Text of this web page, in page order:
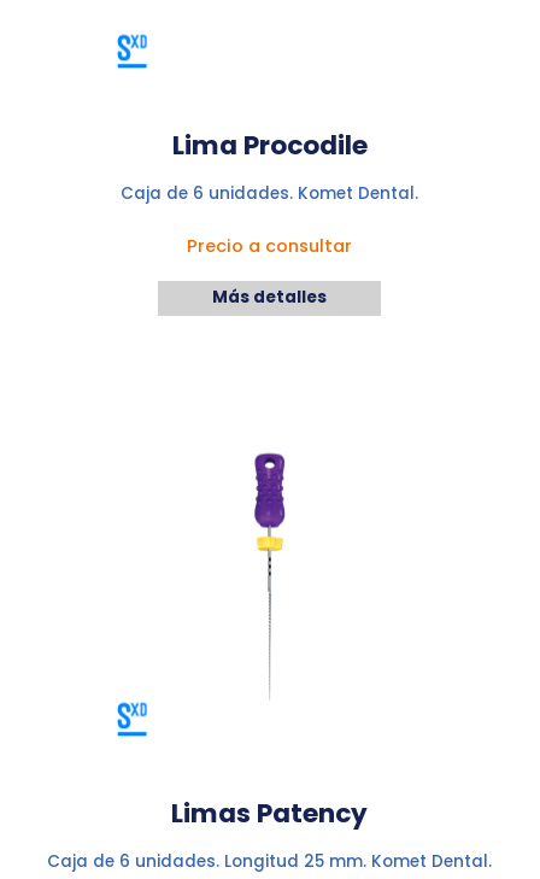
Lima Procodile
Caja de 6 unidades. Komet Dental.
Precio a consultar
Más detalles
Limas Patency
Caja de 6 unidades. Longitud 25 mm. Komet Dental.